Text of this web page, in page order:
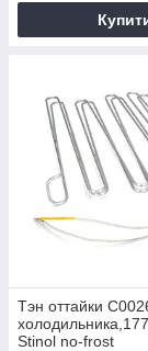
Тэн оттайки
Stinol no-frost